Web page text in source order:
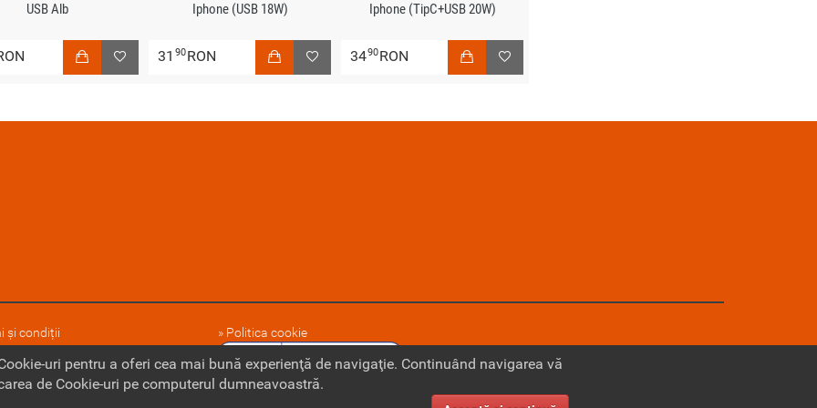
USB Alb
Iphone (USB 18W)
31 90RON
Iphone (TipC+USB 20W)
3490RON
și condiții
Politica cookie
uri pentru a oferi cea mai bună experienţă de navigaţie. Continuând navigarea vă
de Cookie-uri pe computerul dumneavoastră.